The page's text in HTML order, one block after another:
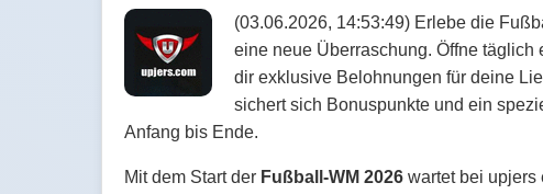
(03.06.2026, 14:53:49) Erlebe die
eine neue Überraschung. Öffne
dir exklusive Belohnungen für deine
sichert sich Bonuspunkte und ein
Anfang bis Ende.
Mit dem Start der Fußball-WM 2026 wartet bei upjers